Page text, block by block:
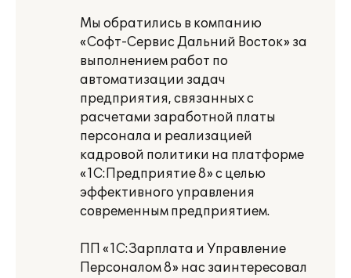
Мы обратились в компанию
«Софт-Сервис Дальний Восток» за
выполнением работ по
автоматизации задач
предприятия, связанных с
расчетами заработной платы
персонала и реализацией
кадровой политики на платформе
«1С:Предприятие 8» с целью
эффективного управления
современным предприятием.
ПП «1С:Зарплата и Управление
Персоналом 8» нас заинтересовал